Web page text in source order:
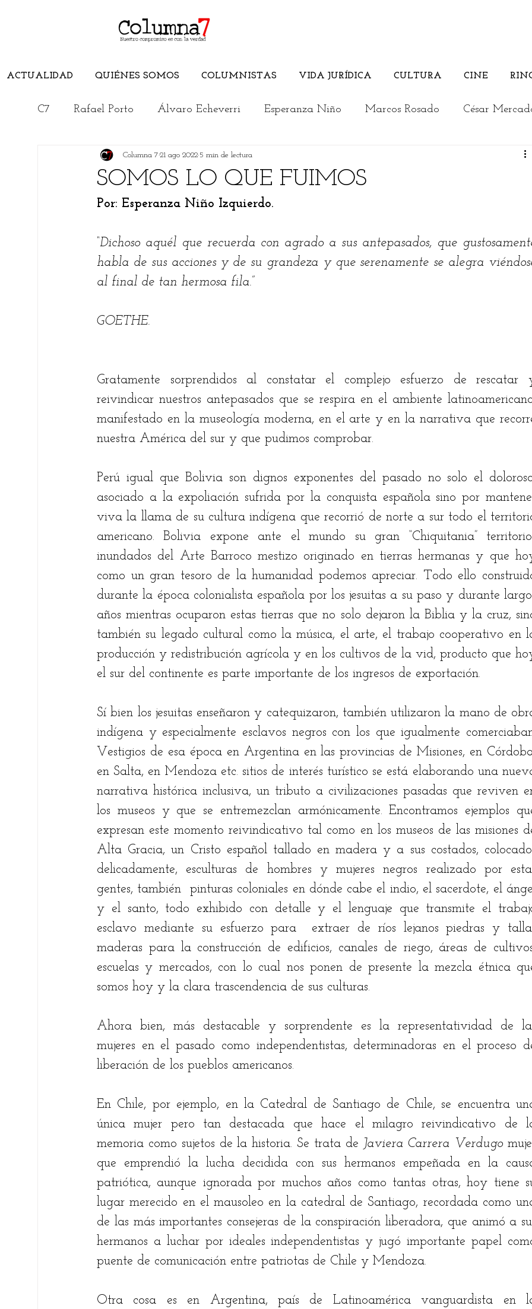
ACTUALIDAD QUIÉNES SOMOS COLUMNISTAS VIDA JURÍDICA CULTURA CINE
C7 Rafael Porto Álvaro Echeverri Esperanza Niño Marcos Rosado César
Edwuin Agudelo Edimer Latorre
Jorge Elías Caro Cristian Morelli Columnistas invitados
Conoce el Magdalena Los jóvenes opinan Actualidad
Ariel Alberto Quiroga
SOMOS LO QUE FUIMOS
Columna 7 21 ago 2022 5 min de lectura
Por: Esperanza Niño Izquierdo.
“Dichoso aquél que recuerda con agrado a sus antepasados, que
habla de sus acciones y de su grandeza y que serenamente se alegra
al final de tan hermosa fila.”
GOETHE.
Gratamente sorprendidos al constatar el complejo esfuerzo de rescatar
reivindicar nuestros antepasados que se respira en el ambiente
manifestado en la museología moderna, en el arte y en la narrativa que
nuestra América del sur y que pudimos comprobar.
Perú igual que Bolivia son dignos exponentes del pasado no solo el
asociado a la expoliación sufrida por la conquista española sino por
viva la llama de su cultura indígena que recorrió de norte a sur todo el
americano. Bolivia expone ante el mundo su gran “Chiquitania”
inundados del Arte Barroco mestizo originado en tierras hermanas y que
como un gran tesoro de la humanidad podemos apreciar. Todo ello
durante la época colonialista española por los jesuitas a su paso y durante
años mientras ocuparon estas tierras que no solo dejaron la Biblia y la cruz,
también su legado cultural como la música, el arte, el trabajo cooperativo en
producción y redistribución agrícola y en los cultivos de la vid, producto que
el sur del continente es parte importante de los ingresos de exportación.
Sí bien los jesuitas enseñaron y catequizaron, también utilizaron la mano de
indígena y especialmente esclavos negros con los que igualmente
Vestigios de esa época en Argentina en las provincias de Misiones, en
en Salta, en Mendoza etc. sitios de interés turístico se está elaborando una
narrativa histórica inclusiva, un tributo a civilizaciones pasadas que reviven
los museos y que se entremezclan armónicamente. Encontramos ejemplos
expresan este momento reivindicativo tal como en los museos de las misiones
Alta Gracia, un Cristo español tallado en madera y a sus costados,
delicadamente, esculturas de hombres y mujeres negros realizado por
gentes, también  pinturas coloniales en dónde cabe el indio, el sacerdote, el
y el santo, todo exhibido con detalle y el lenguaje que transmite el
esclavo mediante su esfuerzo para  extraer de ríos lejanos piedras y
maderas para la construcción de edificios, canales de riego, áreas de
escuelas y mercados, con lo cual nos ponen de presente la mezcla étnica
somos hoy y la clara trascendencia de sus culturas.
Ahora bien, más destacable y sorprendente es la representatividad de
mujeres en el pasado como independentistas, determinadoras en el proceso
liberación de los pueblos americanos.
En Chile, por ejemplo, en la Catedral de Santiago de Chile, se encuentra
única mujer pero tan destacada que hace el milagro reivindicativo de
memoria como sujetos de la historia. Se trata de Javiera Carrera Verdugo
que emprendió la lucha decidida con sus hermanos empeñada en la
patriótica, aunque ignorada por muchos años como tantas otras, hoy tiene
lugar merecido en el mausoleo en la catedral de Santiago, recordada como
de las más importantes consejeras de la conspiración liberadora, que animó a
hermanos a luchar por ideales independentistas y jugó importante papel
puente de comunicación entre patriotas de Chile y Mendoza.
Otra cosa es en Argentina, país de Latinoamérica vanguardista en